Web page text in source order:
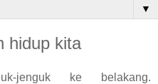
▼
hidup kita
jenguk ke belakang.